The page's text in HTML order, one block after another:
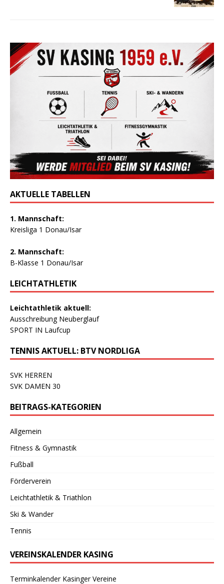
AKTUELLE TABELLEN
1. Mannschaft:
Kreisliga 1 Donau/Isar
2. Mannschaft:
B-Klasse 1 Donau/Isar
LEICHTATHLETIK
Leichtathletik aktuell:
Ausschreibung Neuberglauf
SPORT IN Laufcup
TENNIS AKTUELL: BTV NORDLIGA
SVK HERREN
SVK DAMEN 30
BEITRAGS-KATEGORIEN
Allgemein
Fitness & Gymnastik
Fußball
Förderverein
Leichtathletik & Triathlon
Ski & Wander
Tennis
VEREINSKALENDER KASING
Terminkalender Kasinger Vereine